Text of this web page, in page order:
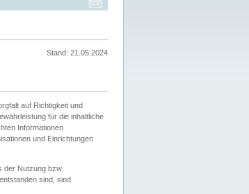
Stand: 21.05.2024
auf Richtigkeit und
für die inhaltliche
Informationen
und Einrichtungen
der Nutzung bzw.
sind, sind